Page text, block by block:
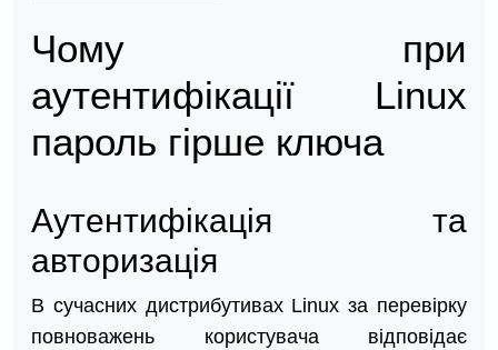
Чому при
аутентифікації Linux
пароль гірше ключа
Аутентифікація та
авторизація
В сучасних дистрибутивах Linux за перевірку
повноважень користувача відповідає